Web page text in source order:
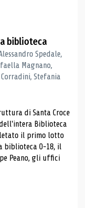
biblioteca
Spedale,
Magnano,
Stefania
di Santa Croce
Biblioteca
il primo lotto
biblioteca 0-18, il
Peano, gli uffici